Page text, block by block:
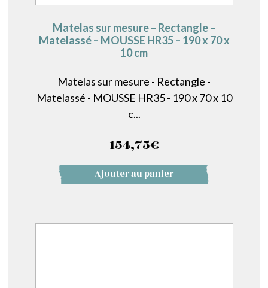
Matelas sur mesure – Rectangle –
Matelassé – MOUSSE HR35 – 190 x 70 x
10 cm
Matelas sur mesure - Rectangle -
Matelassé - MOUSSE HR35 - 190 x 70 x 10
c...
154,75€
Ajouter au panier